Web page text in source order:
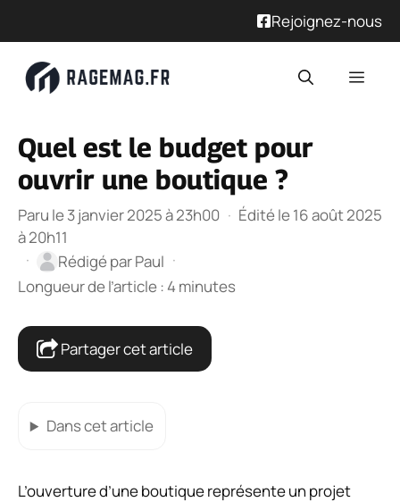
Rejoignez-nous
Quel est le budget pour
ouvrir une boutique ?
Paru le 3 janvier 2025 à 23h00 · Édité le 16 août 2025
à 20h11
·
Rédigé parPaul ·
Longueur de l’article : 4 minutes
Partager cet article
Dans cet article
L’ouverture d’une boutique représente un projet